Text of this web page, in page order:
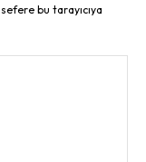
bu tarayıcıya